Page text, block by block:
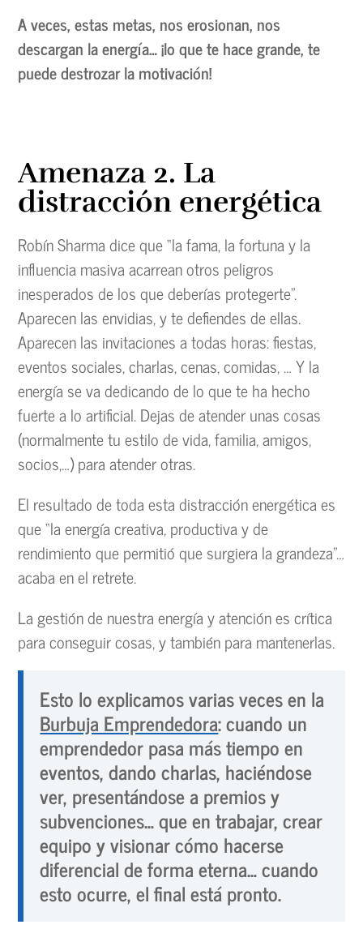
A veces, estas metas, nos erosionan, nos
descargan la energía… ¡lo que te hace grande, te
puede destrozar la motivación!
Amenaza 2. La
distracción energética
Robín Sharma dice que “la fama, la fortuna y la
influencia masiva acarrean otros peligros
inesperados de los que deberías protegerte”.
Aparecen las envidias, y te defiendes de ellas.
Aparecen las invitaciones a todas horas: fiestas,
eventos sociales, charlas, cenas, comidas, … Y la
energía se va dedicando de lo que te ha hecho
fuerte a lo artificial. Dejas de atender unas cosas
(normalmente tu estilo de vida, familia, amigos,
socios,…) para atender otras.
El resultado de toda esta distracción energética es
que “la energía creativa, productiva y de
rendimiento que permitió que surgiera la grandeza”…
acaba en el retrete.
La gestión de nuestra energía y atención es crítica
para conseguir cosas, y también para mantenerlas.
Esto lo explicamos varias veces en la
Burbuja Emprendedora: cuando un
emprendedor pasa más tiempo en
eventos, dando charlas, haciéndose
ver, presentándose a premios y
subvenciones… que en trabajar, crear
equipo y visionar cómo hacerse
diferencial de forma eterna… cuando
esto ocurre, el final está pronto.